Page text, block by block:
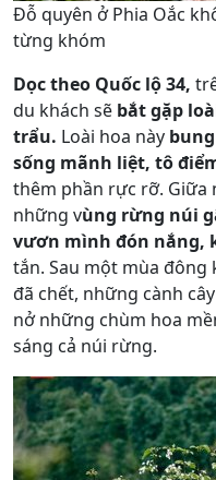
Đỗ quyên ở Phia Oắc
từng khóm
Dọc theo Quốc lộ 34,
du khách sẽ bắt gặp
trẩu. Loài hoa này
sống mãnh liệt, tô
thêm phần rực rỡ. Giữa
những vùng rừng núi
vươn mình đón nắng,
tắn. Sau một mùa
đã chết, những cành
nở những chùm hoa
sáng cả núi rừng.